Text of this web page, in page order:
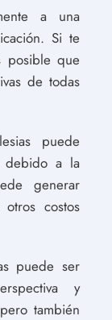
a una
Si te
posible que
de todas
puede
debido a la
generar
costos
puede ser
y
también